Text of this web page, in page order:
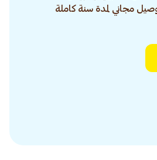
مجاني لمدة سنة كاملة